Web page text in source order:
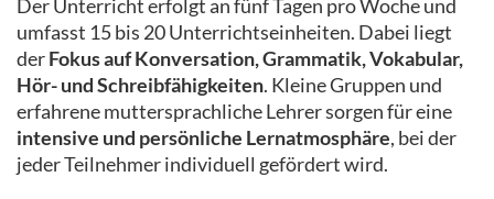
Der Unterricht erfolgt an fünf Tagen pro Woche und
umfasst 15 bis 20 Unterrichtseinheiten. Dabei liegt
derFokus auf Konversation, Grammatik, Vokabular,
Hör- und Schreibfähigkeiten. Kleine Gruppen und
erfahrene muttersprachliche Lehrer sorgen für eine
intensive und persönliche Lernatmosphäre, bei der
jeder Teilnehmer individuell gefördert wird.